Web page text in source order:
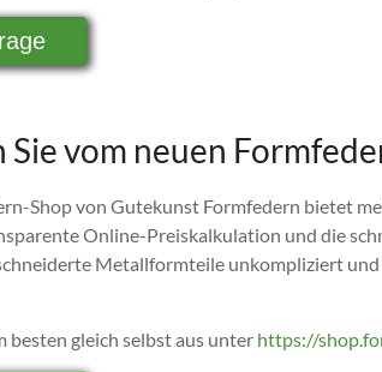
vom neuen
Shop von Gutekunst Formfedern bietet
Online-Preiskalkulation und die
Metallformteile unkompliziert
besten gleich selbst aus unter https://